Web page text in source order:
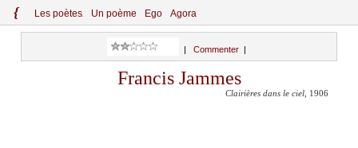
{ Les poètes Un poème Ego Agora
Commenter
Francis Jammes
Clairières dans le ciel , 1906